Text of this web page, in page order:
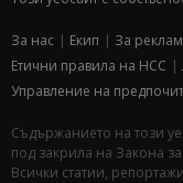
За нас Екип За
Етични правила на НСС
Управление на
Съдържанието на този
под закрила на Закона
Всички статии,